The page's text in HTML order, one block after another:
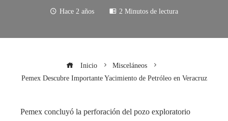
Hace 2 años 2 Minutos de lectura
Inicio
Misceláneos
Pemex Descubre Importante Yacimiento de Petróleo en Veracruz
Pemex concluyó la perforación del pozo exploratorio